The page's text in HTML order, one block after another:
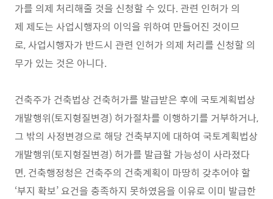
가를 의제 처리해줄 것을 신청할 수 있다. 관련 인허가 의
제 제도는 사업시행자의 이익을 위하여 만들어진 것이므
로, 사업시행자가 반드시 관련 인허가 의제 처리를 신청할 의
무가 있는 것은 아니다.
건축주가 건축법상 건축허가를 발급받은 후에 국토계획법상
개발행위(토지형질변경) 허가절차를 이행하기를 거부하거나,
그 밖의 사정변경으로 해당 건축부지에 대하여 국토계획법상
개발행위(토지형질변경) 허가를 발급할 가능성이 사라졌다
면, 건축행정청은 건축주의 건축계획이 마땅히 갖추어야 할
‘부지 확보’ 요건을 충족하지 못하였음을 이유로 이미 발급한